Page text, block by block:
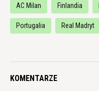
AC Milan Finlandia
Portugalia Real Madryt
KOMENTARZE